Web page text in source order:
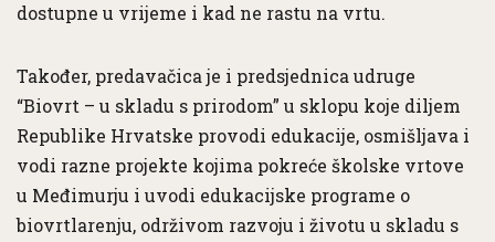
dostupne u vrijeme i kad ne rastu na vrtu.
Također, predavačica je i predsjednica udruge
“Biovrt – u skladu s prirodom” u sklopu koje diljem
Republike Hrvatske provodi edukacije, osmišljava i
vodi razne projekte kojima pokreće školske vrtove
u Međimurju i uvodi edukacijske programe o
biovrtlarenju, održivom razvoju i životu u skladu s